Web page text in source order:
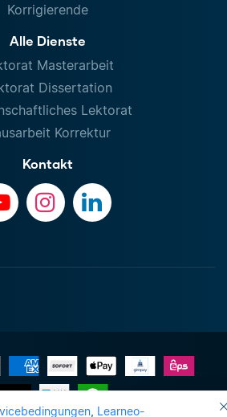
, Learneo-
Korrigierende
Alle Dienste
Masterarbeit
Dissertation
Lektorat
Korrektur
Kontakt